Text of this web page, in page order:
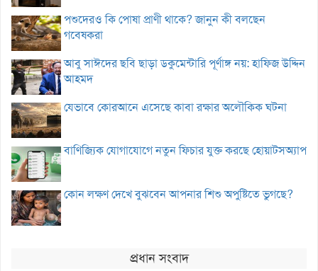
পশুদেরও কি পোষা প্রাণী থাকে? জানুন কী বলছেন
গবেষকরা
আবু সাঈদের ছবি ছাড়া ডকুমেন্টারি পূর্ণাঙ্গ নয়: হাফিজ উদ্দিন
আহমদ
যেভাবে কোরআনে এসেছে কাবা রক্ষার অলৌকিক ঘটনা
বাণিজ্যিক যোগাযোগে নতুন ফিচার যুক্ত করছে হোয়াটসঅ্যাপ
কোন লক্ষণ দেখে বুঝবেন আপনার শিশু অপুষ্টিতে ভুগছে?
প্রধান সংবাদ